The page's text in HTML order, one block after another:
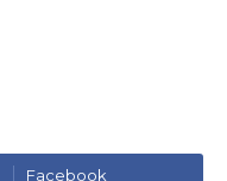
Facebook